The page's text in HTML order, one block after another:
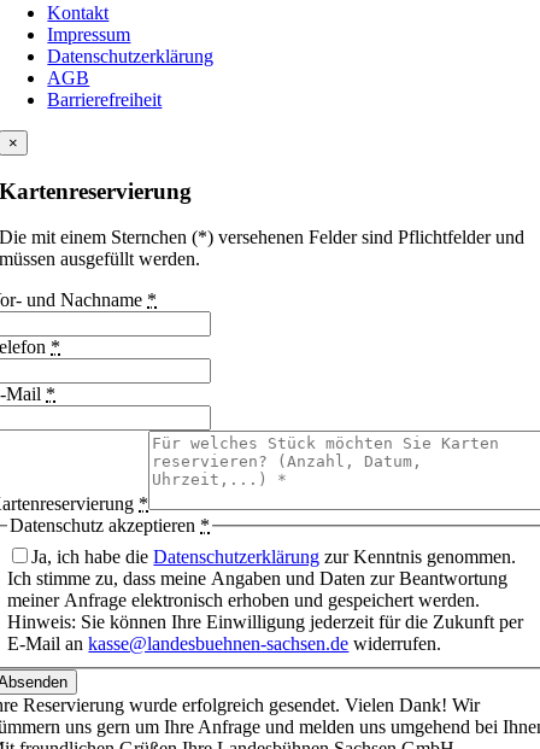
Kontakt
Impressum
Datenschutzerklärung
AGB
Barrierefreiheit
×
Kartenreservierung
Die mit einem Sternchen (*) versehenen Felder sind Pflichtfelder und
müssen ausgefüllt werden.
und Nachname *
*
Mail *
*
Datenschutz akzeptieren *
Ja, ich habe dieDatenschutzerklärung zur Kenntnis genommen.
Ich stimme zu, dass meine Angaben und Daten zur Beantwortung
meiner Anfrage elektronisch erhoben und gespeichert werden.
Hinweis: Sie können Ihre Einwilligung jederzeit für die Zukunft per
E-Mail ankasse@landesbuehnen-sachsen.de widerrufen.
Reservierung wurde erfolgreich gesendet. Vielen Dank! Wir
uns gern um Ihre Anfrage und melden uns umgehend bei